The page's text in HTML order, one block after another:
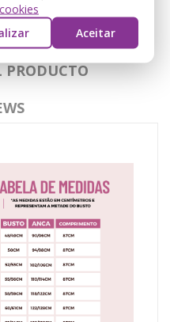
PRODUCTO
Aceitar